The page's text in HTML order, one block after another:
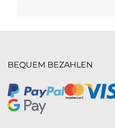
BEQUEM BEZAHLEN